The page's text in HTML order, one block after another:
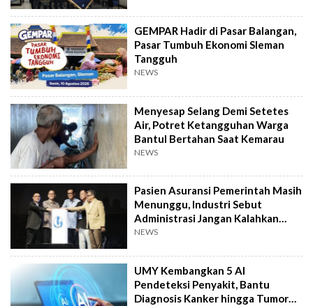
GEMPAR Hadir di Pasar Balangan,
Pasar Tumbuh Ekonomi Sleman
Tangguh
NEWS
Menyesap Selang Demi Setetes
Air, Potret Ketangguhan Warga
Bantul Bertahan Saat Kemarau
NEWS
Pasien Asuransi Pemerintah Masih
Menunggu, Industri Sebut
Administrasi Jangan Kalahkan
Kemanusiaan
NEWS
UMY Kembangkan 5 AI
Pendeteksi Penyakit, Bantu
Diagnosis Kanker hingga Tumor